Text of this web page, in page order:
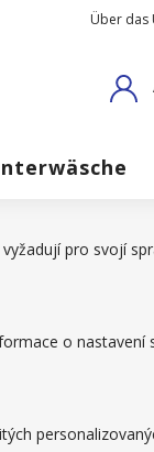
Über das
pro svojí
o